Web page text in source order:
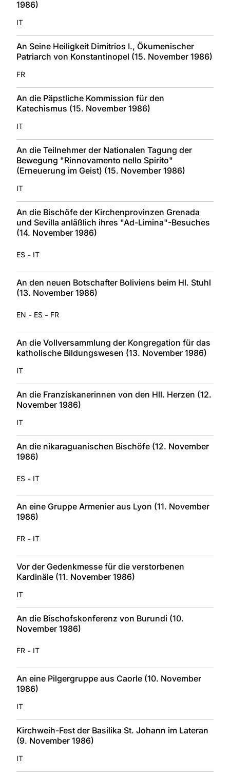
1986)
IT
An Seine Heiligkeit Dimitrios I., Ökumenischer
Patriarch von Konstantinopel (15. November 1986)
FR
An die Päpstliche Kommission für den
Katechismus (15. November 1986)
IT
An die Teilnehmer der Nationalen Tagung der
Bewegung "Rinnovamento nello Spirito"
(Erneuerung im Geist) (15. November 1986)
IT
An die Bischöfe der Kirchenprovinzen Grenada
und Sevilla anläßlich ihres "Ad-Limina"-Besuches
(14. November 1986)
ES - IT
An den neuen Botschafter Boliviens beim Hl. Stuhl
(13. November 1986)
EN - ES - FR
An die Vollversammlung der Kongregation für das
katholische Bildungswesen (13. November 1986)
IT
An die Franziskanerinnen von den Hll. Herzen (12.
November 1986)
IT
An die nikaraguanischen Bischöfe (12. November
1986)
ES - IT
An eine Gruppe Armenier aus Lyon (11. November
1986)
FR - IT
Vor der Gedenkmesse für die verstorbenen
Kardinäle (11. November 1986)
IT
An die Bischofskonferenz von Burundi (10.
November 1986)
FR - IT
An eine Pilgergruppe aus Caorle (10. November
1986)
IT
Kirchweih-Fest der Basilika St. Johann im Lateran
(9. November 1986)
IT